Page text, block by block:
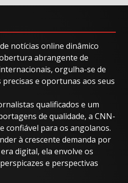
notícias online dinâmico
abrangente de
orgulha-se de
e oportunas aos seus
qualificados e um
de qualidade, a CNN-
confiável para os angolanos.
à crescente demanda por
digital, ela envolve os
e perspectivas